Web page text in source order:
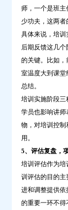
师，一个是班
少功夫，这两者
具体来说，培训
后期反馈这几
的关键。比如
室温度大到课
总结。
培训实施阶段
学员也影响讲师
物，对培训控
用。
5、评估复盘，
培训评估作为
训评估的目的
进和调整提供依
的重要一环不得